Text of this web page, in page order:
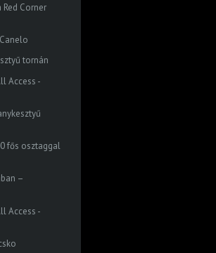
Corner
tornán
Access -
fős osztaggal
–
Access -